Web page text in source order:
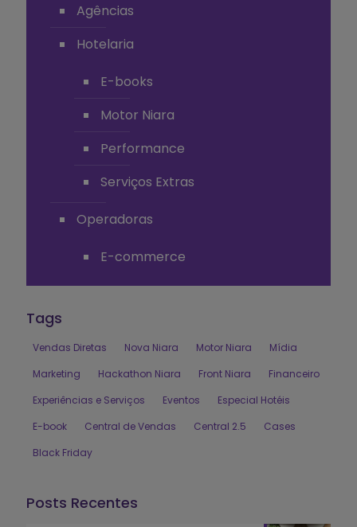
Agências
Hotelaria
E-books
Motor Niara
Performance
Serviços Extras
Operadoras
E-commerce
Tags
Vendas Diretas Nova Niara Motor Niara
Mídia
Marketing
Hackathon Niara Front Niara
Financeiro
Experiências e Serviços
Eventos
Especial Hotéis
E-book
Central de Vendas Central 2.5
Cases
Black Friday
Posts Recentes